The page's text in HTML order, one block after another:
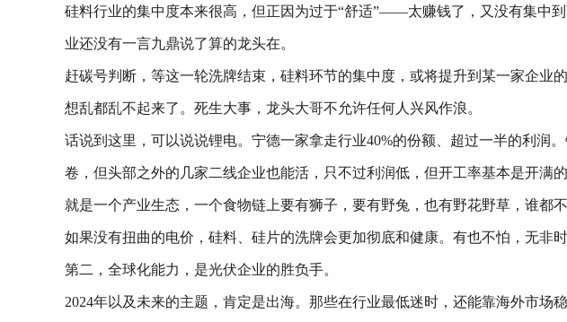
硅料行业的集中度本来很高，但正因为过于“舒适”——太赚钱了，又没有集中
业还没有一言九鼎说了算的龙头在。
赶碳号判断，等这一轮洗牌结束，硅料环节的集中度，或将提升到某一家企业
想乱都乱不起来了。死生大事，龙头大哥不允许任何人兴风作浪。
话说到这里，可以说说锂电。宁德一家拿走行业40%的份额、超过一半的利润
卷，但头部之外的几家二线企业也能活，只不过利润低，但开工率基本是开
就是一个产业生态，一个食物链上要有狮子，要有野兔，也有野花野草，谁都
如果没有扭曲的电价，硅料、硅片的洗牌会更加彻底和健康。有也不怕，无非时
第二，全球化能力，是光伏企业的胜负手。
2024年以及未来的主题，肯定是出海。那些在行业最低迷时，还能靠海外市